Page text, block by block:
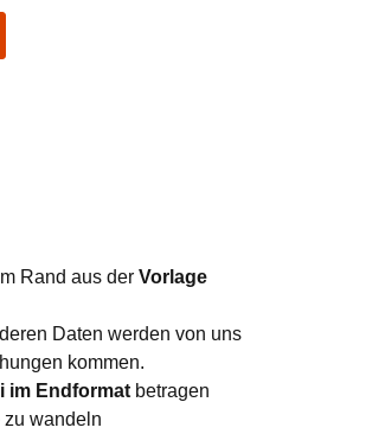
Rand aus der Vorlage
Daten werden von uns
kommen.
im Endformat betragen
zu wandeln